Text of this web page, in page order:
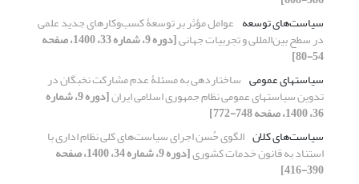
سیاست‌های توسعه عوامل مؤثر بر توسعۀ کسب‌‌وکارهای جدید علمی
در سطح بین‌المللی و تجربیات جهانی [دوره 9، شماره 33، 1400، صفحه
54-80]
سیاست‏های عمومی ساختاردهی به مسئلۀ عدم مشارکت نخبگان در
تدوین سیاست‏های عمومی نظام جمهوری اسلامی ایران [دوره 9، شماره
36، 1400، صفحه 748-772]
سیاست‌های کلان الگوی حُسن اجرای سیاست‌های کلی نظام اداری با
استناد به قانون خدمات کشوری [دوره 9، شماره 34، 1400، صفحه
390-416]